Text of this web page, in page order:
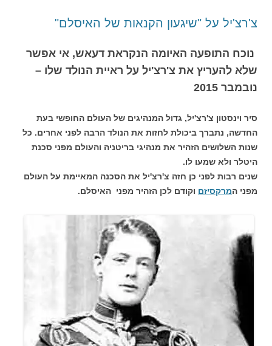
צ'רצ'יל על "שיגעון הקנאות של האיסלם"
נוכח התופעה האיומה הנקראת דעאש, אי אפשר
שלא להעריץ את צ'רצ'יל על ראיית הנולד שלו –
נובמבר 2015
סיר וינסטון צ'רצ'יל, גדול המנהיגים של העולם החופשי בעת
החדשה, נתברך ביכולת לחזות את הנולד הרבה לפני אחרים. כל
שנות השלושים הזהיר את מנהיגי בריטניה והעולם מפני סכנת
היטלר ולא שמעו לו.
שנים רבות לפני כן חזה צ'רצ'יל את הסכנה המאיימת על העולם
מפני המרקסיזם וקודם לכן הזהיר מפני האיסלם.